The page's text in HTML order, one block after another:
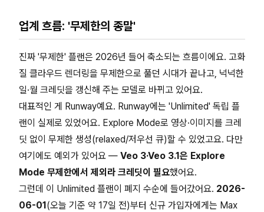
업계 흐름: '무제한의 종말'
진짜 '무제한' 플랜은 2026년 들어 축소되는 흐름이에요. 고화
질 클라우드 렌더링을 무제한으로 풀던 시대가 끝나고, 넉넉한
일·월 크레딧을 갱신해 주는 모델로 바뀌고 있어요.
대표적인 게 Runway예요. Runway에는 'Unlimited' 독립 플
랜이 실제로 있었어요. Explore Mode로 영상·이미지를 크레
딧 없이 무제한 생성(relaxed/저우선 큐)할 수 있었고요. 다만
여기에도 예외가 있어요 — Veo 3·Veo 3.1은 Explore
Mode 무제한에서 제외라 크레딧이 필요했어요.
그런데 이 Unlimited 플랜이 폐지 수순에 들어갔어요. 2026-
06-01 (오늘 기준 약 17일 전)부터 신규 가입자에게는 Max